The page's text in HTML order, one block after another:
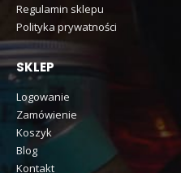
Regulamin sklepu
Polityka prywatności
SKLEP
Logowanie
Zamówienie
Koszyk
Blog
Kontakt